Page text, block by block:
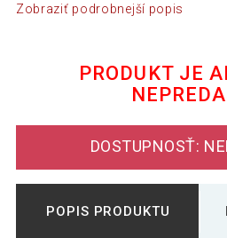
Zobraziť podrobnejší popis
PRODUKT JE
DOSTUPNOSŤ:
POPIS PRODUKTU